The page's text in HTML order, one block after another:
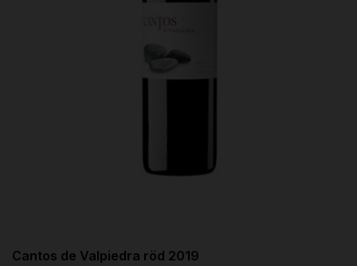
Cantos de Valpiedra röd 2019